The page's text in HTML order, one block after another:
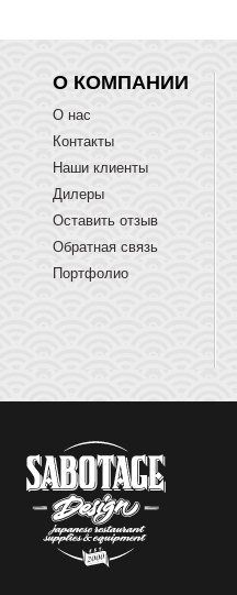
О КОМПАНИИ
О нас
Контакты
Наши клиенты
Дилеры
Оставить отзыв
Обратная связь
Портфолио